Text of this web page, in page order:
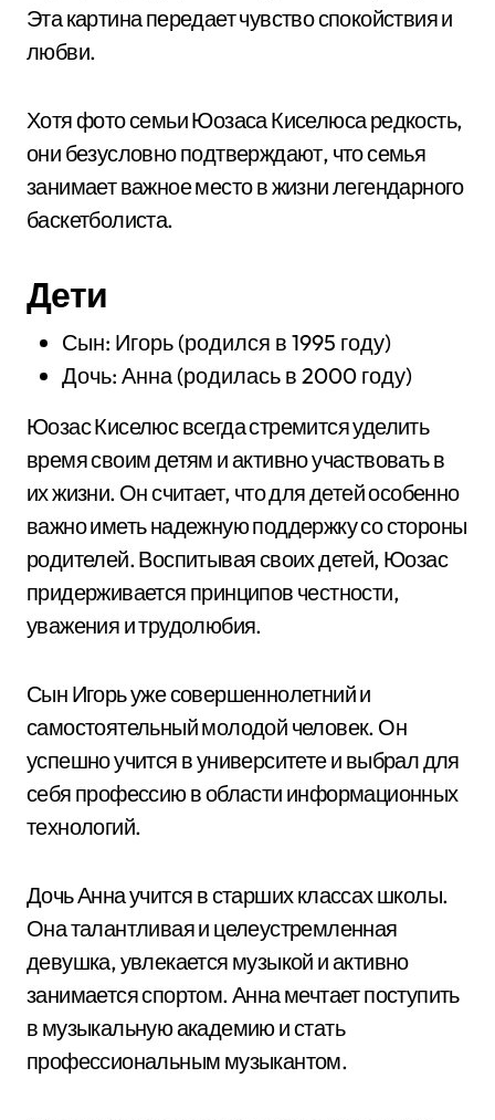
Эта картина передает чувство спокойствия и
любви.
Хотя фото семьи Юозаса Киселюса редкость,
они безусловно подтверждают, что семья
занимает важное место в жизни легендарного
баскетболиста.
Дети
Сын: Игорь (родился в 1995 году)
Дочь: Анна (родилась в 2000 году)
Юозас Киселюс всегда стремится уделить
время своим детям и активно участвовать в
их жизни. Он считает, что для детей особенно
важно иметь надежную поддержку со стороны
родителей. Воспитывая своих детей, Юозас
придерживается принципов честности,
уважения и трудолюбия.
Сын Игорь уже совершеннолетний и
самостоятельный молодой человек. Он
успешно учится в университете и выбрал для
себя профессию в области информационных
технологий.
Дочь Анна учится в старших классах школы.
Она талантливая и целеустремленная
девушка, увлекается музыкой и активно
занимается спортом. Анна мечтает поступить
в музыкальную академию и стать
профессиональным музыкантом.